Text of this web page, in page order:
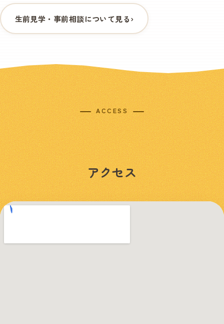
生前見学・事前相談について見る›
ACCESS
アクセス